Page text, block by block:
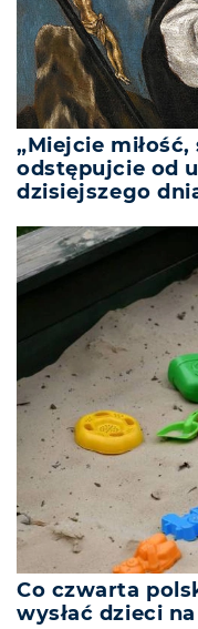
„Miejcie
odstępujcie od
dzisiejszego
Co czwarta
wysłać dzieci